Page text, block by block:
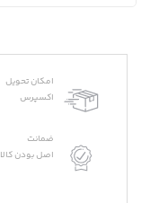
امکان تحویل
اکسپرس
ضمانت
اصل بودن کالا